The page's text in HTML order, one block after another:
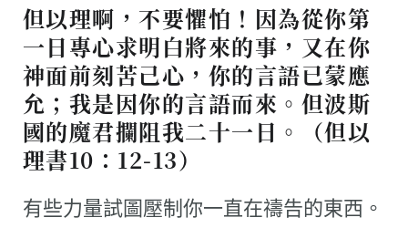
但以理啊，不要懼怕！因為從你第
一日專心求明白將來的事，又在你
神面前刻苦己心，你的言語已蒙應
允；我是因你的言語而來。但波斯
國的魔君攔阻我二十一日。（但以
理書10：12-13）
有些力量試圖壓制你一直在禱告的東西。